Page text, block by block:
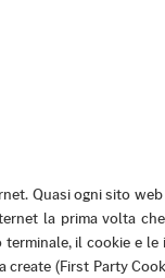
Quasi ogni sito
la prima volta
il cookie e le
(First Party